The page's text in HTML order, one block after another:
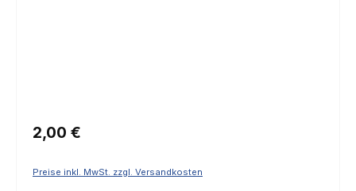
Regulärer Preis:
2,00 €
Preise inkl. MwSt. zzgl. Versandkosten